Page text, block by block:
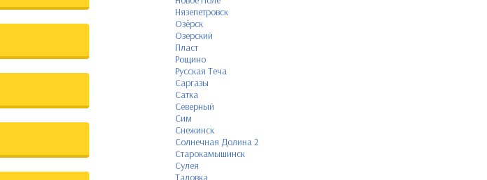
Нязепетровск
Озёрск
Озерский
Пласт
Рощино
Русская Теча
Саргазы
Сатка
Северный
Сим
Снежинск
Солнечная Долина 2
Старокамышинск
Сулея
Таловка